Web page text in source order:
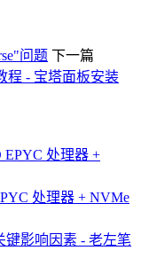
问题 下一篇
程 - 宝塔面板安装
处理器 + NVMe